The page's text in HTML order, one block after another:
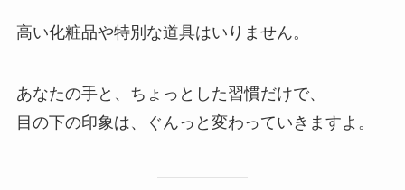
高い化粧品や特別な道具はいりません。
あなたの手と、ちょっとした習慣だけで、
目の下の印象は、ぐんっと変わっていきますよ。